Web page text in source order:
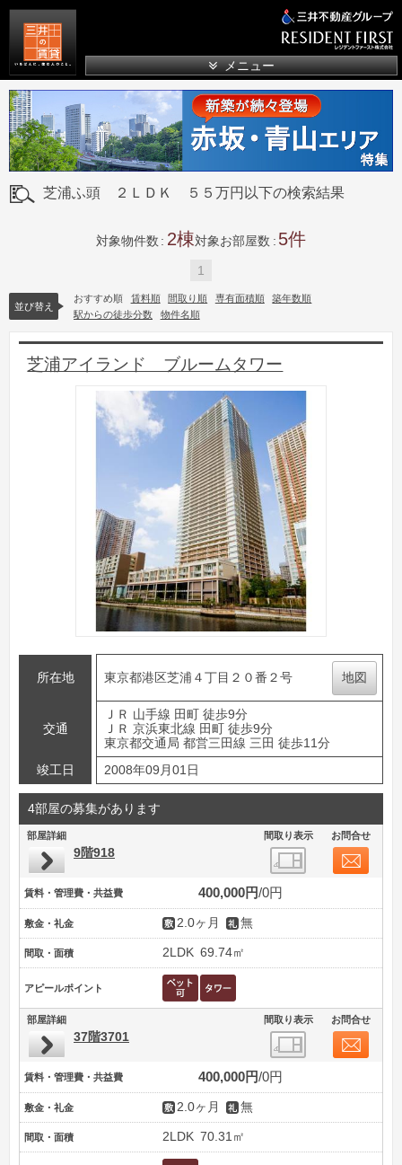
メニュー
芝浦ふ頭 ２ＬＤＫ ５５万円以下の検索結果
対象物件数 2 対象お部屋数 5
1
並び替え
おすすめ順 賃料順 間取り順 専有面積順
築年数順
駅からの徒歩分数
物件名順
芝浦アイランド ブルームタワー
所在地 東京都港区芝浦４丁目２０番２号 地図
交通
ＪＲ 山手線 田町 徒歩9分
ＪＲ 京浜東北線 田町 徒歩9分
東京都交通局 都営三田線 三田 徒歩11分
竣工日
2008年09月01日
4部屋の募集があります
部屋詳細 間取り表示 お問合せ
9階918
賃料・管理費・共益費 400,000円 0円
敷金・礼金 2.0ヶ月 無
間取・面積 2LDK 69.74㎡
アピールポイント
部屋詳細 間取り表示 お問合せ
37階3701
賃料・管理費・共益費 400,000円 0円
敷金・礼金 2.0ヶ月 無
間取・面積 2LDK 70.31㎡